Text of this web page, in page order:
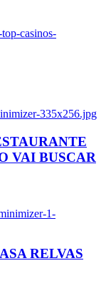
casinos-
335x256.jpg
VAI BUSCAR
1-
RELVAS